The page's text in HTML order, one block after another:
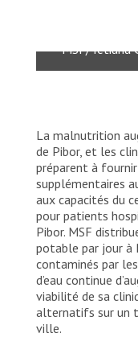
MSF/Tetiana
La malnutrition
de Pibor, et les
préparent à
supplémentaires
aux capacités du
pour patients
Pibor. MSF
potable par jour à
contaminés par
d’eau continue
viabilité de sa
alternatifs sur un
ville.